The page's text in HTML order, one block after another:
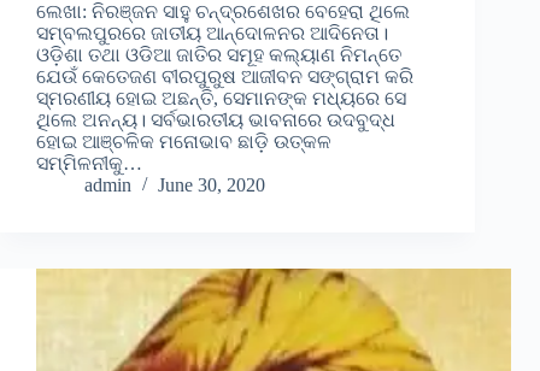
ଲେଖା: ନିରଞ୍ଜନ ସାହୁ ଚନ୍ଦ୍ରଶେଖର ବେହେରା ଥିଲେ
ସମ୍ବଲପୁରରେ ଜାତୀୟ ଆନ୍ଦୋଳନର ଆଦିନେତା।
ଓଡ଼ିଶା ତଥା ଓଡିଆ ଜାତିର ସମୂହ କଲ୍ୟାଣ ନିମନ୍ତେ
ଯେଉଁ କେତେଜଣ ବୀରପୁରୁଷ ଆଜୀବନ ସଙ୍ଗ୍ରାମ କରି
ସ୍ମରଣୀୟ ହୋଇ ଅଛନ୍ତି, ସେମାନଙ୍କ ମଧ୍ୟରେ ସେ
ଥିଲେ ଅନନ୍ୟ। ସର୍ବଭାରତୀୟ ଭାବନାରେ ଉଦବୁଦ୍ଧ
ହୋଇ ଆଞ୍ଚଳିକ ମନୋଭାବ ଛାଡ଼ି ଉତ୍କଳ
ସମ୍ମିଳନୀକୁ…
admin
June 30, 2020